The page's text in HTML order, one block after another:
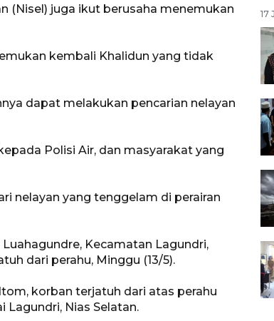
(Nisel) juga ikut berusaha menemukan
kembali Khalidun yang tidak
dapat melakukan pencarian nelayan
Polisi Air, dan masyarakat yang
nelayan yang tenggelam di perairan
Kecamatan Lagundri,
dari perahu, Minggu (13/5).
korban terjatuh dari atas perahu
Nias Selatan.
17